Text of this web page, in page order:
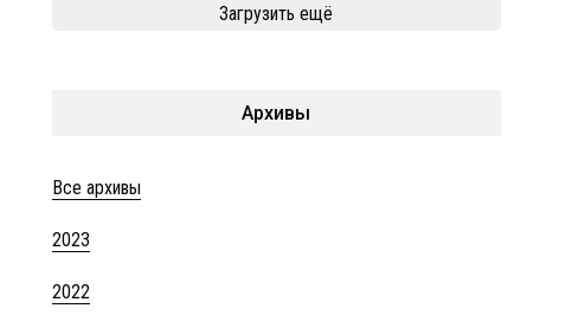
Загрузить ещё
Архивы
Все архивы
2023
2022